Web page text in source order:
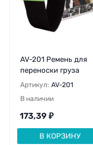
AV-201 Ремень для
переноски груза
Артикул: AV-201
В наличии
173,39 ₽
В КОРЗИНУ